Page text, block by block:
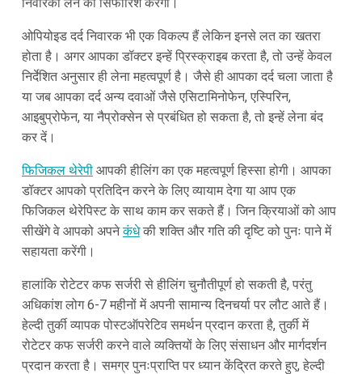
ओपियोइड दर्द निवारक भी एक विकल्प हैं लेकिन इनसे लत का खतरा
होता है। अगर आपका डॉक्टर इन्हें प्रिस्क्राइब करता है, तो उन्हें केवल
निर्देशित अनुसार ही लेना महत्वपूर्ण है। जैसे ही आपका दर्द चला जाता है
या जब आपका दर्द अन्य दवाओं जैसे एसिटामिनोफेन, एस्पिरिन,
आइबुप्रोफेन, या नैप्रोक्सेन से प्रबंधित हो सकता है, तो इन्हें लेना बंद
कर दें।
फिजिकल थेरेपीआपकी हीलिंग का एक महत्वपूर्ण हिस्सा होगी। आपका
डॉक्टर आपको प्रतिदिन करने के लिए व्यायाम देगा या आप एक
फिजिकल थेरेपिस्ट के साथ काम कर सकते हैं। जिन क्रियाओं को आप
सीखेंगे वे आपको अपनेकंधेकी शक्ति और गति की दृष्टि को पुनः पाने में
सहायता करेंगी।
हालांकि रोटेटर कफ सर्जरी से हीलिंग चुनौतीपूर्ण हो सकती है, परंतु
अधिकांश लोग 6-7 महीनों में अपनी सामान्य दिनचर्या पर लौट आते हैं।
हेल्दी तुर्की व्यापक पोस्टऑपरेटिव समर्थन प्रदान करता है, तुर्की में
रोटेटर कफ सर्जरी करने वाले व्यक्तियों के लिए संसाधन और मार्गदर्शन
प्रदान करता है। समग्र पुनःप्राप्ति पर ध्यान केंद्रित करते हुए, हेल्दी